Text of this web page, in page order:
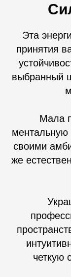
Эта
принятия
выбранный
Мала
ментальную
своими
же
четкую